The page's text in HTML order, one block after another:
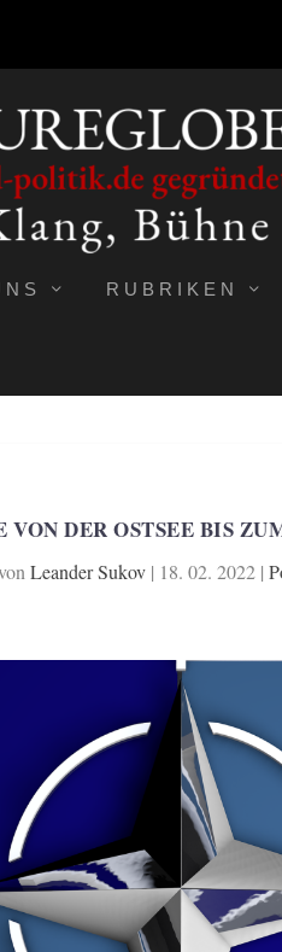
RUBRIKEN
DER OSTSEE BIS
Leander Sukov | 18. 02. 2022 |